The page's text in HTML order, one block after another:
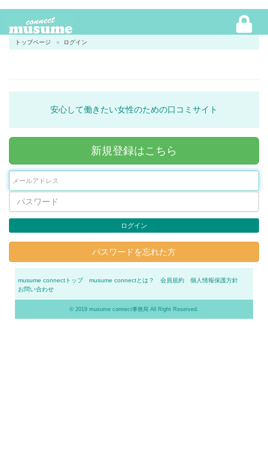
トップページ ログイン
安心して働きたい女性のための口コミサイト
新規登録はこちら
ログイン
パスワードを忘れた方
musume connectトップ musume connectとは？ 会員規約
個人情報保護方針
お問い合わせ
© 2019 musume connect事務局 All Right Reserved.